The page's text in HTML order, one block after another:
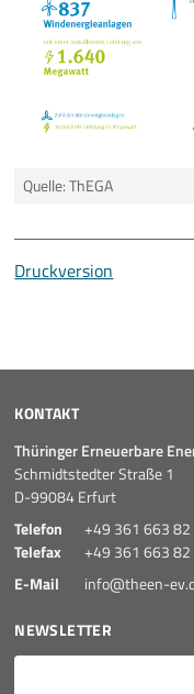
Quelle: ThEGA
Druckversion
KONTAKT
Thüringer Erneuerbare
Schmidtstedter Straße 1
D-99084 Erfurt
Telefon
+49 361 663
Telefax
+49 361 663
E-Mail
info@theen-
NEWSLETTER
E-Mail*